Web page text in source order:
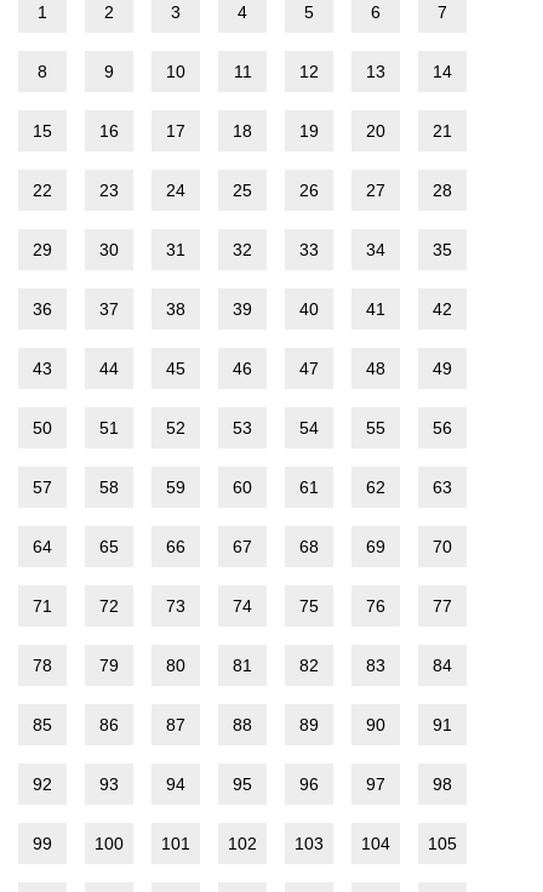
1 2 3 4 5 6 7
8 9 10 11 12 13 14
15 16 17 18 19 20 21
22 23 24 25 26 27 28
29 30 31 32 33 34 35
36 37 38 39 40 41 42
43 44 45 46 47 48 49
50 51 52 53 54 55 56
57 58 59 60 61 62 63
64 65 66 67 68 69 70
71 72 73 74 75 76 77
78 79 80 81 82 83 84
85 86 87 88 89 90 91
92 93 94 95 96 97 98
99 100 101 102 103 104 105